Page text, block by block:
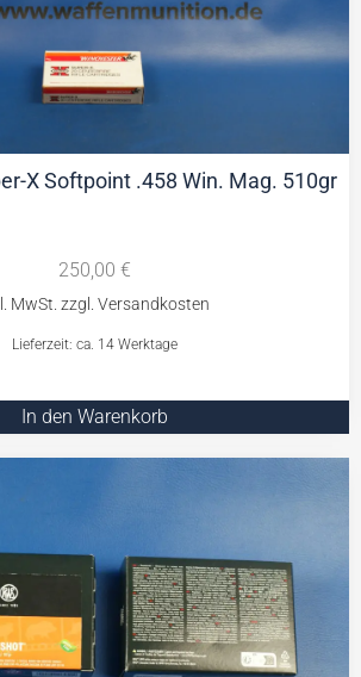
X Softpoint .458 Win. Mag. 510gr
250,00 €
Lieferzeit: ca. 14 Werktage
In den Warenkorb